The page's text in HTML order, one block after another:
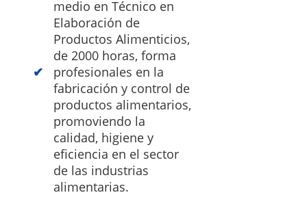
medio en Técnico en
Elaboración de
Productos Alimenticios,
de 2000 horas, forma
profesionales en la
fabricación y control de
productos alimentarios,
promoviendo la
calidad, higiene y
eficiencia en el sector
de las industrias
alimentarias.